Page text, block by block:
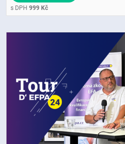
s DPH 999 Kč